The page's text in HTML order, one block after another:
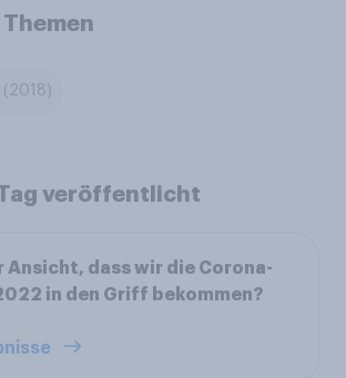
(2018)
veröffentlicht
Ansicht, dass wir die Corona-
in den Griff bekommen?